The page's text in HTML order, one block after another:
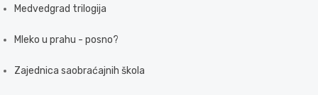
Medvedgrad trilogija
Mleko u prahu - posno?
Zajednica saobraćajnih škola